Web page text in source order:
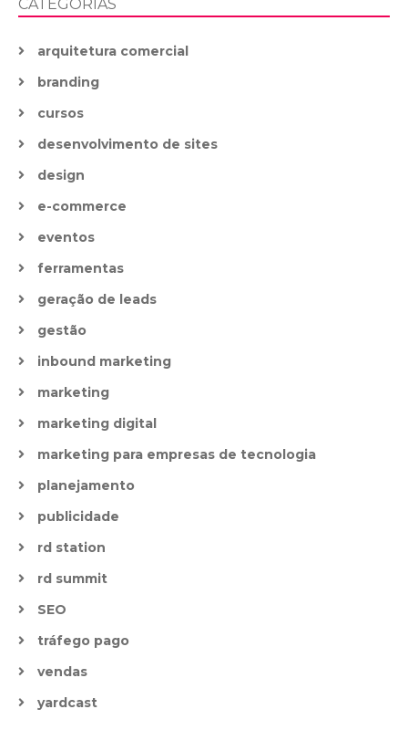
CATEGORIAS
arquitetura comercial
branding
cursos
desenvolvimento de sites
design
e-commerce
eventos
ferramentas
geração de leads
gestão
inbound marketing
marketing
marketing digital
marketing para empresas de tecnologia
planejamento
publicidade
rd station
rd summit
SEO
tráfego pago
vendas
yardcast